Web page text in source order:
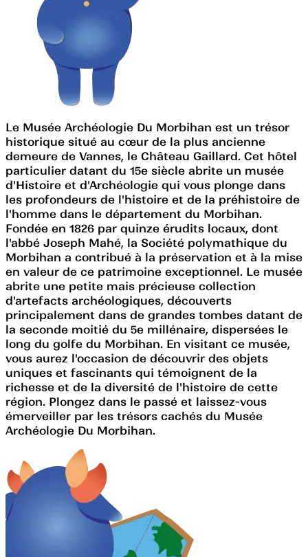
Le Musée Archéologie Du Morbihan est un trésor
historique situé au cœur de la plus ancienne
demeure de Vannes, le Château Gaillard. Cet hôtel
particulier datant du 15e siècle abrite un musée
d'Histoire et d'Archéologie qui vous plonge dans
les profondeurs de l'histoire et de la préhistoire de
l'homme dans le département du Morbihan.
Fondée en 1826 par quinze érudits locaux, dont
l'abbé Joseph Mahé, la Société polymathique du
Morbihan a contribué à la préservation et à la mise
en valeur de ce patrimoine exceptionnel. Le musée
abrite une petite mais précieuse collection
d'artefacts archéologiques, découverts
principalement dans de grandes tombes datant de
la seconde moitié du 5e millénaire, dispersées le
long du golfe du Morbihan. En visitant ce musée,
vous aurez l'occasion de découvrir des objets
uniques et fascinants qui témoignent de la
richesse et de la diversité de l'histoire de cette
région. Plongez dans le passé et laissez-vous
émerveiller par les trésors cachés du Musée
Archéologie Du Morbihan.